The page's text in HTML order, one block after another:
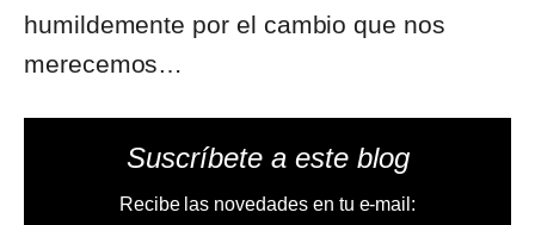
humildemente por el cambio que nos
merecemos…
Suscríbete a este blog
Recibe las novedades en tu e-mail: